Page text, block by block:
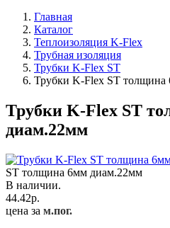
Главная
Каталог
Теплоизоляция K-Flex
Трубная изоляция
Трубки K-Flex ST
Трубки K-Flex ST
Трубки K-Flex ST
диам.22мм
ST толщина 6мм диам.22мм
В наличии.
44.42р.
цена за м.пог.